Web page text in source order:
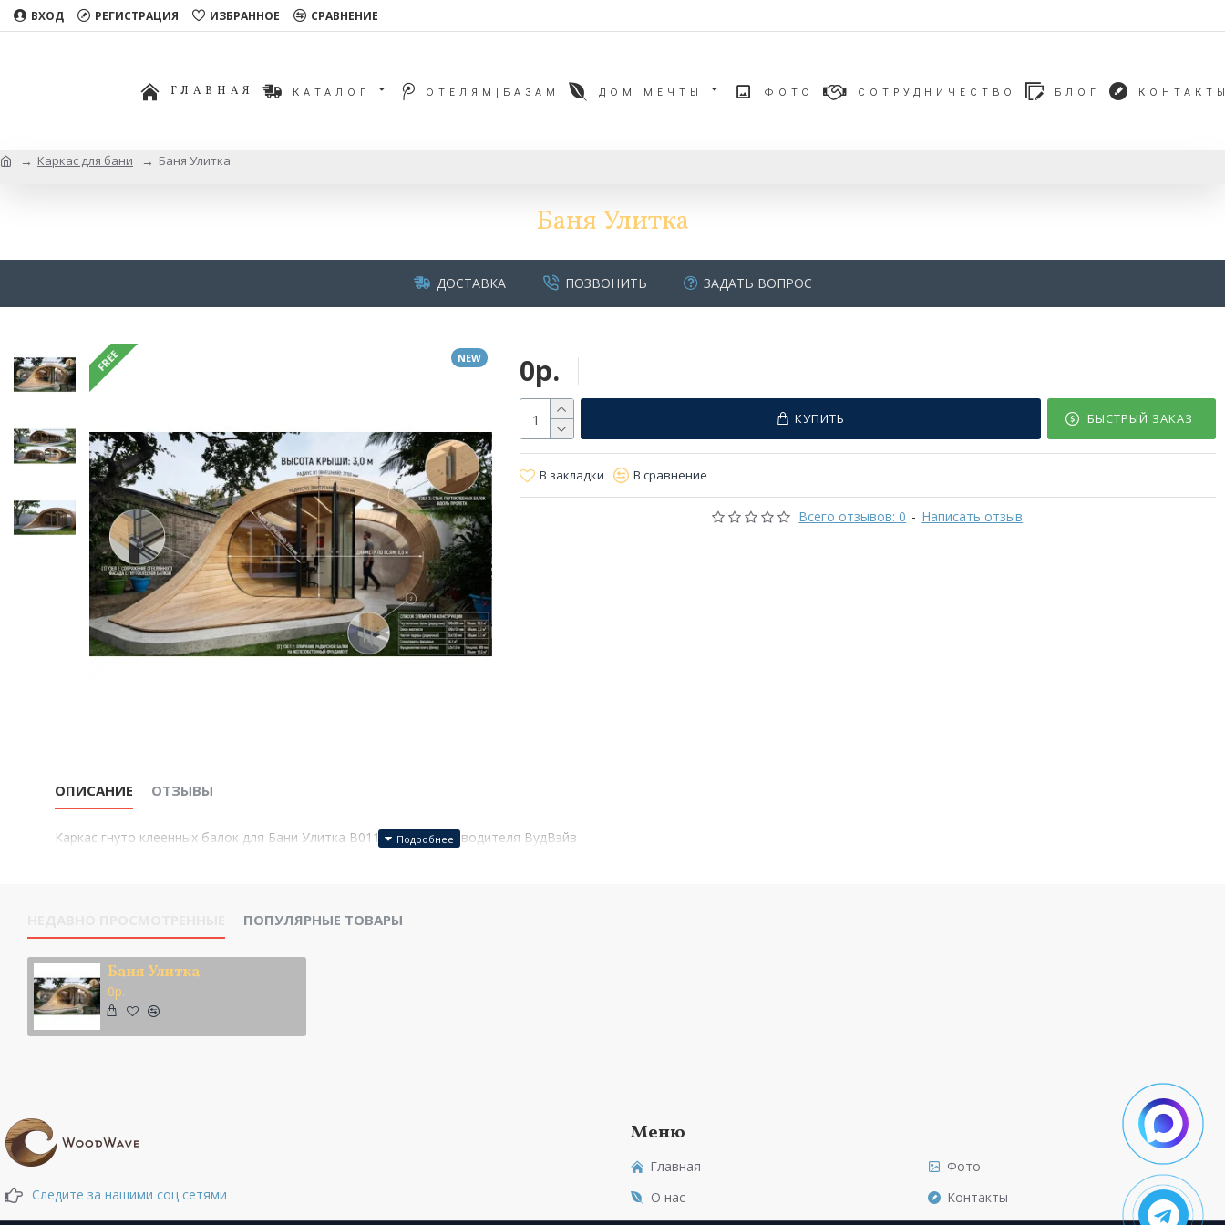
ВХОД РЕГИСТРАЦИЯ ИЗБРАННОЕ СРАВНЕНИЕ
ГЛАВНАЯ КАТАЛОГ ОТЕЛЯМ|БАЗАМ ДОМ МЕЧТЫ ФОТО СОТРУДНИЧЕСТВО БЛОГ
Каркас для бани Баня Улитка
Баня Улитка
ДОСТАВКА ПОЗВОНИТЬ ЗАДАТЬ ВОПРОС
NEW
FREE
Всего отзывов: 0 - Написать отзыв
0р.
КУПИТЬ БЫСТРЫЙ ЗАКАЗ
В закладки В сравнение
ОПИСАНИЕ ОТЗЫВЫ
Каркас гнуто клеенных балок для Бани Улитка B011812 от производителя ВудВэйв
ПОПУЛЯРНЫЕ ТОВАРЫ
Баня Улитка
0р.
Следите за нашими соц сетями
Меню
Главная
О нас
Фото
Контакты